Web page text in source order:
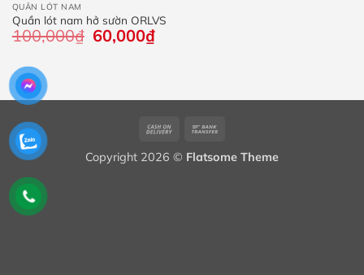
QUẦN LÓT NAM
Quần lót nam hở sườn ORLVS
100,000₫ Giá
gốc
60,000₫Giá
hiện
Cash
Delivery
Copyright 2026 © Flatsome Theme